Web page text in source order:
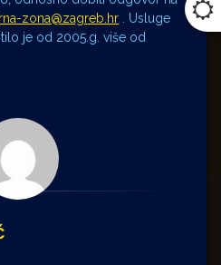
zona@zagreb.hr . Usluge
je od 2005.g. više od